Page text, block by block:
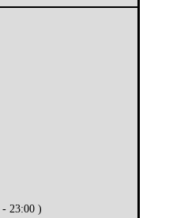
- 23:00 )